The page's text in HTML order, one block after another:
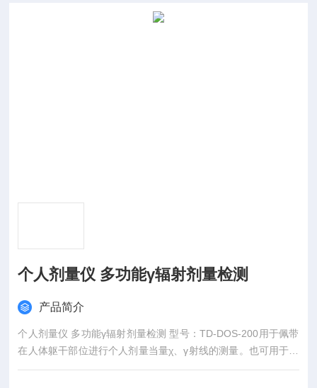
个人剂量仪 多功能γ辐射剂量检测
产品简介
个人剂量仪 多功能γ辐射剂量检测 型号：TD-DOS-200用于佩带
在人体躯干部位进行个人剂量当量χ、γ射线的测量。也可用于辐
射场调查和，事故应急，工业无损探伤，核电站运行、核潜艇、